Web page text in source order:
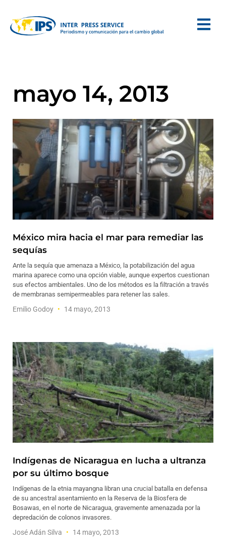
mayo 14, 2013
México mira hacia el mar para remediar las
sequías
Ante la sequía que amenaza a México, la potabilización del agua
marina aparece como una opción viable, aunque expertos cuestionan
sus efectos ambientales. Uno de los métodos es la filtración a través
de membranas semipermeables para retener las sales.
Emilio Godoy 14 mayo, 2013
Indígenas de Nicaragua en lucha a ultranza
por su último bosque
Indígenas de la etnia mayangna libran una crucial batalla en defensa
de su ancestral asentamiento en la Reserva de la Biosfera de
Bosawas, en el norte de Nicaragua, gravemente amenazada por la
depredación de colonos invasores.
José Adán Silva 14 mayo, 2013